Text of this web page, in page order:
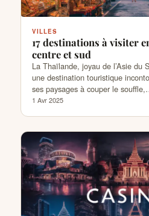
VILLES
17 destinations à visiter
centre et sud
La Thaïlande, joyau de l’Asie du
une destination touristique
ses paysages à couper le
1 Avr 2025